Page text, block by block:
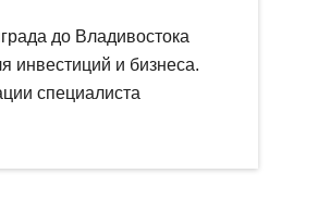
до Владивостока
инвестиций и бизнеса.
специалиста